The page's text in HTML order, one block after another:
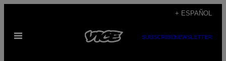
contenido
+ ESPAÑOL
Abrir
SUBSCRIBENEWSLETTER